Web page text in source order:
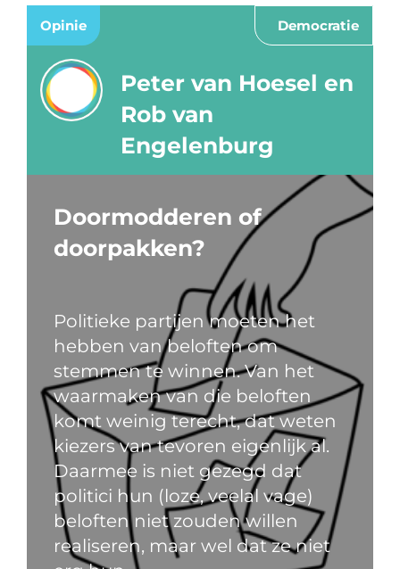
Opinie Democratie
Peter van Hoesel en
Rob van
Engelenburg
Doormodderen of
doorpakken?
Politieke partijen moeten het
hebben van beloften om
stemmen te winnen. Van het
waarmaken van die beloften
komt weinig terecht, dat weten
kiezers van tevoren eigenlijk al.
Daarmee is niet gezegd dat
politici hun (loze, veelal vage)
beloften niet zouden willen
realiseren, maar wel dat ze niet